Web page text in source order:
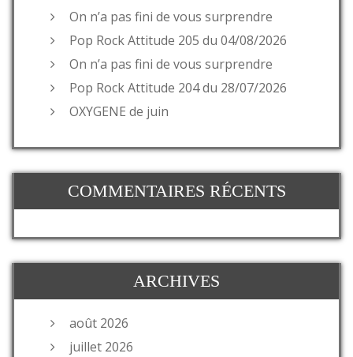
On n’a pas fini de vous surprendre
Pop Rock Attitude 205 du 04/08/2026
On n’a pas fini de vous surprendre
Pop Rock Attitude 204 du 28/07/2026
OXYGENE de juin
COMMENTAIRES RÉCENTS
ARCHIVES
août 2026
juillet 2026